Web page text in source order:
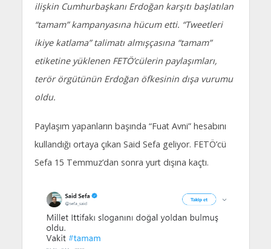
ilişkin Cumhurbaşkanı Erdoğan karşıtı başlatılan
“tamam” kampanyasına hücum etti. “Tweetleri
ikiye katlama” talimatı almışçasına “tamam”
etiketine yüklenen FETÖ’cülerin paylaşımları,
terör örgütünün Erdoğan öfkesinin dışa vurumu
oldu.
Paylaşım yapanların başında “Fuat Avni” hesabını
kullandığı ortaya çıkan Said Sefa geliyor. FETÖ’cü
Sefa 15 Temmuz’dan sonra yurt dışına kaçtı.